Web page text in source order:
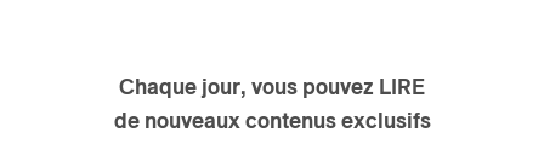
Chaque jour, vous pouvez LIRE
de nouveaux contenus exclusifs